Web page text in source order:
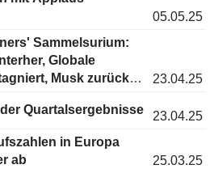
05.05.25
Sammelsurium:
Globale
Musk zurück
23.04.25
Quartalsergebnisse
23.04.25
in Europa
ab
25.03.25